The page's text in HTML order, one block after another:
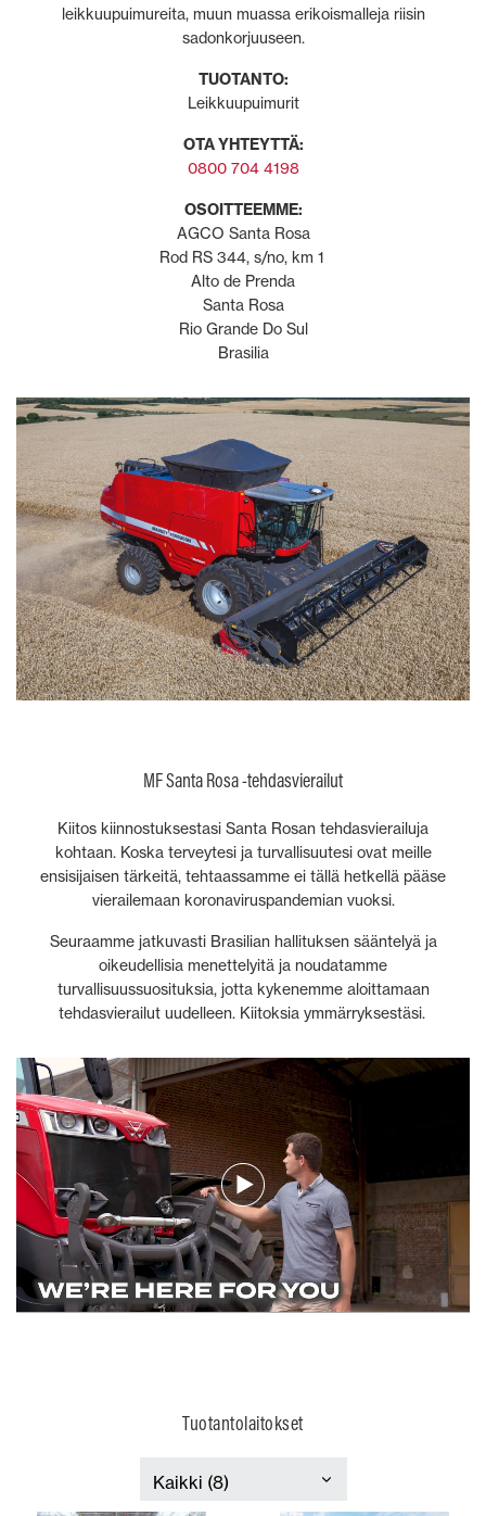
leikkuupuimureita, muun muassa erikoismalleja riisin
sadonkorjuuseen.
TUOTANTO:
Leikkuupuimurit
OTA YHTEYTTÄ:
0800 704 4198
OSOITTEEMME:
AGCO Santa Rosa
Rod RS 344, s/no, km 1
Alto de Prenda
Santa Rosa
Rio Grande Do Sul
Brasilia
MF Santa Rosa -tehdasvierailut
Kiitos kiinnostuksestasi Santa Rosan tehdasvierailuja
kohtaan. Koska terveytesi ja turvallisuutesi ovat meille
ensisijaisen tärkeitä, tehtaassamme ei tällä hetkellä pääse
vierailemaan koronaviruspandemian vuoksi.
Seuraamme jatkuvasti Brasilian hallituksen sääntelyä ja
oikeudellisia menettelyitä ja noudatamme
turvallisuussuosituksia, jotta kykenemme aloittamaan
tehdasvierailut uudelleen. Kiitoksia ymmärryksestäsi.
Tuotantolaitokset